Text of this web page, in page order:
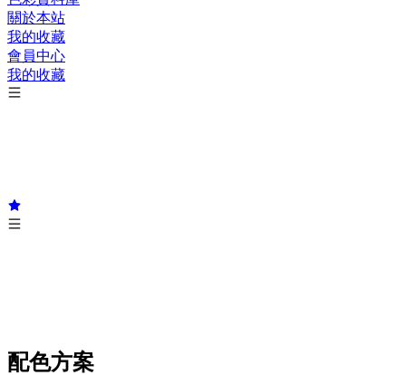
關於本站
我的收藏
會員中心
我的收藏
配色方案